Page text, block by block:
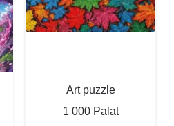
Art puzzle
1 000 Palat